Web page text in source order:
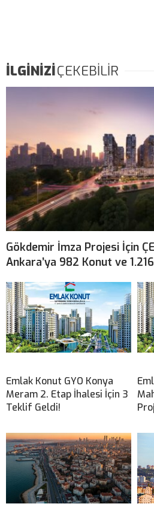
İLGİNİZİÇEKEBİLİR
Gökdemir İmza Projesi İçin
Ankara’ya 982 Konut ve 1.216
Emlak Konut GYO Konya
Meram 2. Etap İhalesi İçin 3
Teklif Geldi!